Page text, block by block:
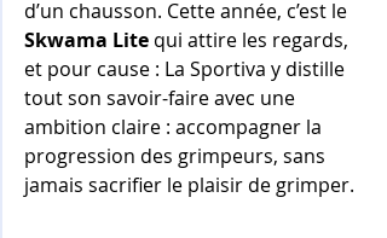
d’un chausson. Cette année, c’est le
Skwama Lite qui attire les regards,
et pour cause : La Sportiva y distille
tout son savoir-faire avec une
ambition claire : accompagner la
progression des grimpeurs, sans
jamais sacrifier le plaisir de grimper.